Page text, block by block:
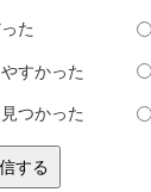
た
すかった
つかった